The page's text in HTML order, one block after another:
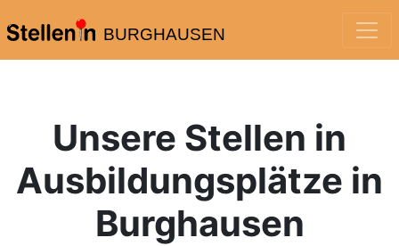
BURGHAUSEN
Unsere Stellen in
Ausbildungsplätze in
Burghausen